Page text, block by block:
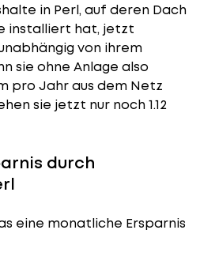
in Perl, auf deren Dach
installiert hat, jetzt
von ihrem
sie ohne Anlage also
pro Jahr aus dem Netz
sie jetzt nur noch 1.12
durch
eine monatliche Ersparnis